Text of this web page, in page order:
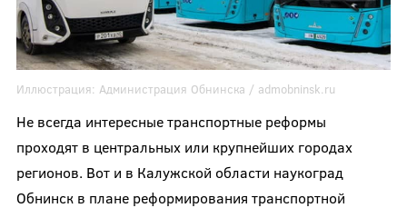
Иллюстрация: Администрация Обнинска / admobninsk.ru
Не всегда интересные транспортные реформы
проходят в центральных или крупнейших городах
регионов. Вот и в Калужской области наукоград
Обнинск в плане реформирования транспортной